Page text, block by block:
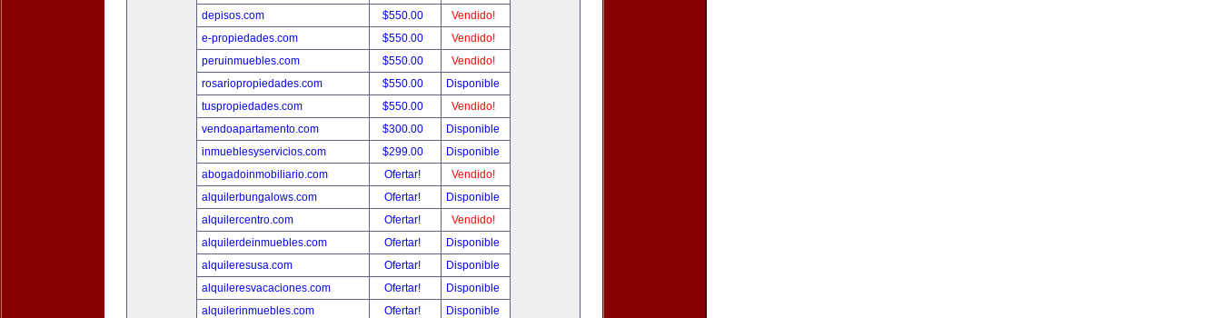
depisos.com
$550.00
Vendido!
e-propiedades.com
$550.00
Vendido!
peruinmuebles.com
$550.00
Vendido!
rosariopropiedades.com
$550.00
Disponible
tuspropiedades.com
$550.00
Vendido!
vendoapartamento.com
$300.00
Disponible
inmueblesyservicios.com
$299.00
Disponible
abogadoinmobiliario.com
Ofertar!
Vendido!
alquilerbungalows.com
Ofertar!
Disponible
alquilercentro.com
Ofertar!
Vendido!
alquilerdeinmuebles.com
Ofertar!
Disponible
alquileresusa.com
Ofertar!
Disponible
alquileresvacaciones.com
Ofertar!
Disponible
alquilerinmuebles.com
Ofertar!
Disponible